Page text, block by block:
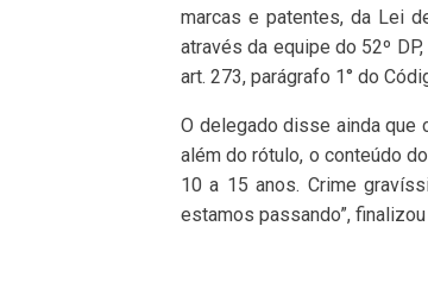
marcas e patentes, da Lei
através da equipe do 52º
art. 273, parágrafo 1° do
O delegado disse ainda que
além do rótulo, o conteúdo
10 a 15 anos. Crime
estamos passando”,